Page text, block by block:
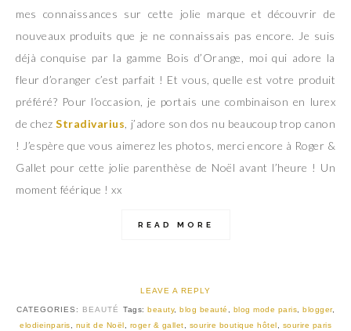
mes connaissances sur cette jolie marque et découvrir de
nouveaux produits que je ne connaissais pas encore. Je suis
déjà conquise par la gamme Bois d’Orange, moi qui adore la
fleur d’oranger c’est parfait ! Et vous, quelle est votre produit
préféré? Pour l’occasion, je portais une combinaison en lurex
de chezStradivarius , j’adore son dos nu beaucoup trop canon
! J’espère que vous aimerez les photos, merci encore à Roger &
Gallet pour cette jolie parenthèse de Noël avant l’heure ! Un
moment féérique ! xx
READ MORE
LEAVE A REPLY
CATEGORIES: BEAUTÉ Tags: beauty, blog beauté blog mode paris blogger,
elodieinparis
nuit de Noël roger & gallet sourire boutique hôtel
sourire paris